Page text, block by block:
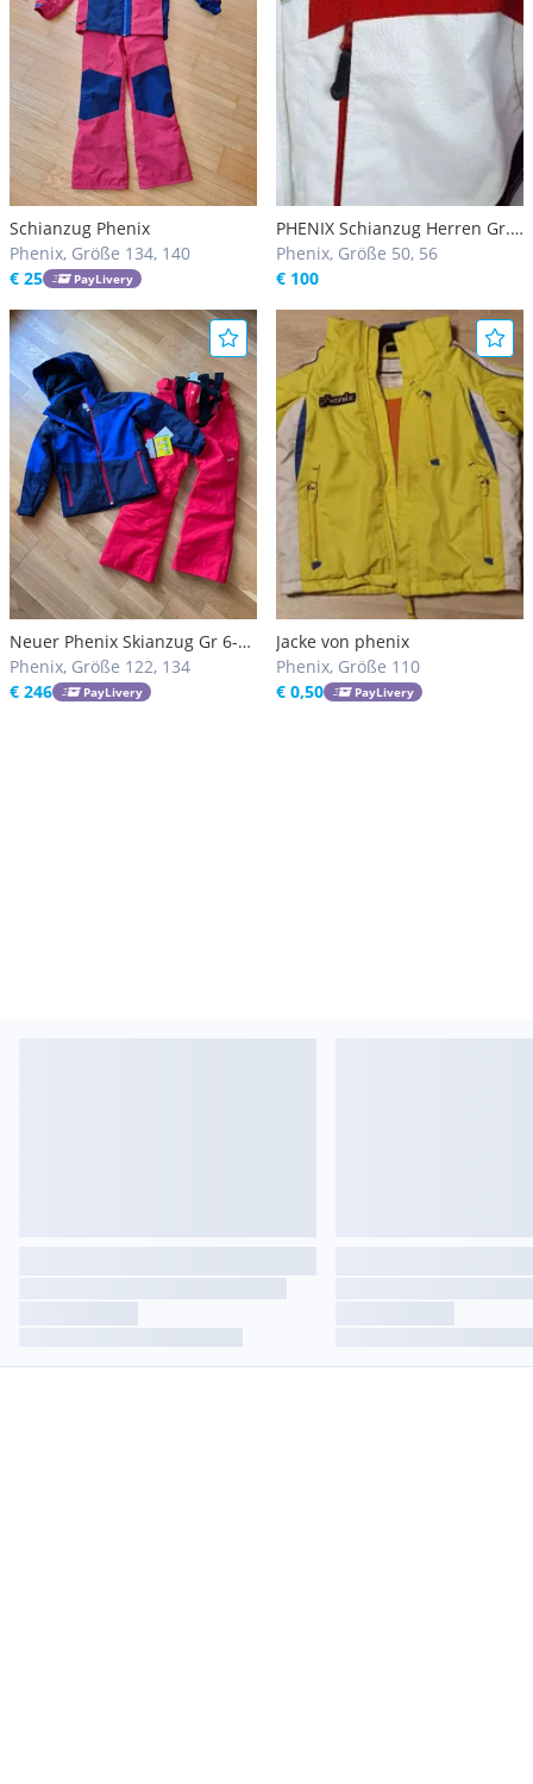
Schianzug Phenix
Phenix, Größe 134, 140
€ 25
PayLivery
PHENIX Schianzug Herren Gr.
52
Phenix, Größe 50, 56
€ 100
Neuer Phenix Skianzug Gr 6-
10, verstellbar passt drei
Saisonen
Phenix, Größe 122, 134
€ 246
PayLivery
Jacke von phenix
Phenix, Größe 110
€ 0,50
PayLivery